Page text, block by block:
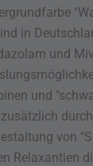
in
und
und
von
Relaxantien